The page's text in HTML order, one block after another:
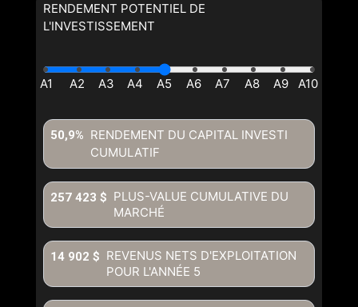
RENDEMENT POTENTIEL DE
L'INVESTISSEMENT
RENDEMENT DU CAPITAL INVESTI
CUMULATIF
50,9%
PLUS-VALUE CUMULATIVE DU
MARCHÉ
257 423 $
REVENUS NETS D'EXPLOITATION
POUR L'ANNÉE 5
14 902 $